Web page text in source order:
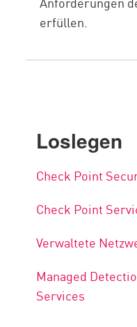
erfüllen.
Loslegen
Check Point
Check Point
Verwaltete
Managed
Services